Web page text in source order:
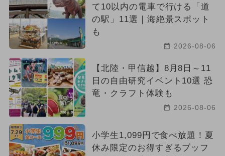
て10以内の電車で行ける「道
の駅」11選｜海絶景スポット
も
2026-08-06
【北陸・甲信越】8月8日～11
日の自由研究イベント10選 恐
竜・クラフト体験も
2026-08-06
小学生1,099円で食べ放題！夏
休み限定のお得すぎるブッフ